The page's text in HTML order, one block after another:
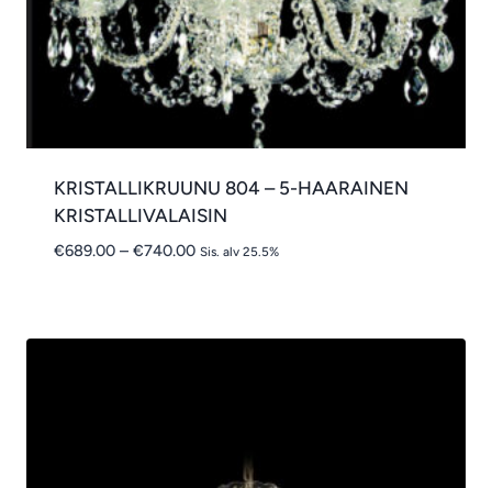
KRISTALLIKRUUNU 804 – 5-HAARAINEN
KRISTALLIVALAISIN
€689.00 – €740.00Hintaluokka:
Sis. alv 25.5%